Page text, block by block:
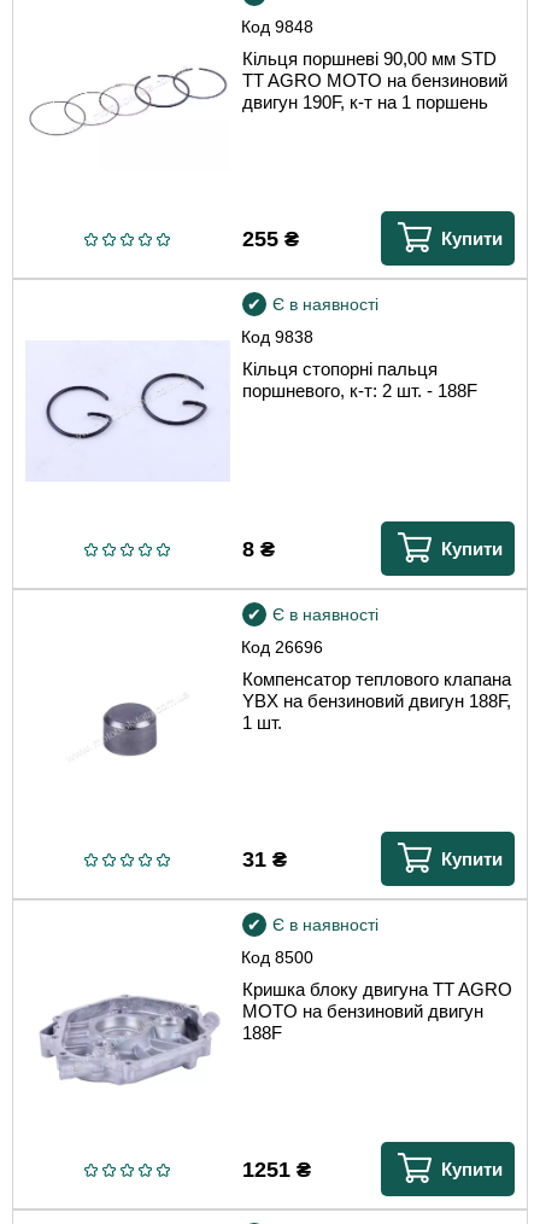
Код9848
Кільця поршневі 90,00 мм STD
TT AGRO MOTO на бензиновий
двигун 190F, к-т на 1 поршень
255₴ Купити
Код9838
Є в наявності
Кільця стопорні пальця
поршневого, к-т: 2 шт. - 188F
8₴ Купити
Код 26696
Є в наявності
Компенсатор теплового клапана
YBX на бензиновий двигун 188F,
1 шт.
31₴ Купити
Код8500
Є в наявності
Кришка блоку двигуна TT AGRO
MOTO на бензиновий двигун
188F
1251₴ Купити